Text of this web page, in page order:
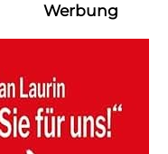
Werbung